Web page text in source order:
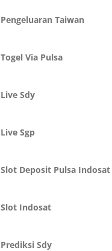
Pengeluaran Taiwan
Togel Via Pulsa
Live Sdy
Live Sgp
Slot Deposit Pulsa Indosat
Slot Indosat
Prediksi Sdy